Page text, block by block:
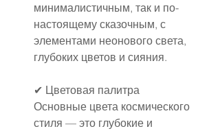
минималистичным, так и по-
настоящему сказочным, с
элементами неонового света,
глубоких цветов и сияния.
✔ Цветовая палитра
Основные цвета космического
стиля — это глубокие и